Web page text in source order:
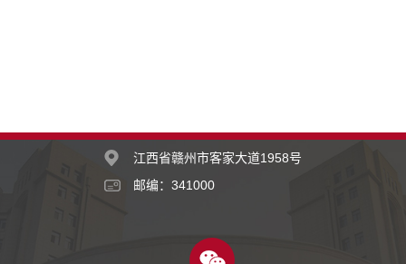
江西省赣州市客家大道1958号
邮编：341000